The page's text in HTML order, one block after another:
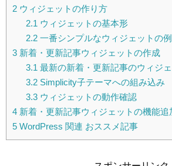
2 ウィジェットの作り方
2.1 ウィジェットの基本形
2.2一番シンプルなウィジェットの例
3 新着・更新記事ウィジェットの作成
3.1 最新の新着・更新記事のウィジ
3.2Simplicity子テーマへの組み込み
3.3ウィジェットの動作確認
4 新着・更新記事ウィジェットの機能追
5 WordPress 関連 おススメ記事